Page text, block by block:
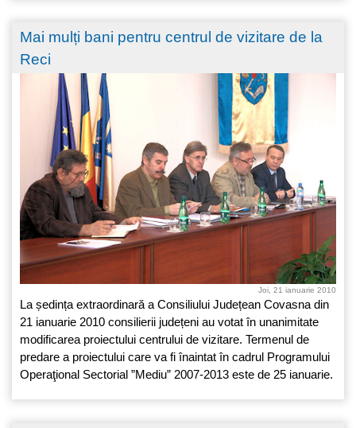
Mai mulți bani pentru centrul de vizitare de la
Reci
Joi, 21 ianuarie 2010
La ședința extraordinară a Consiliului Județean Covasna din
21 ianuarie 2010 consilierii județeni au votat în unanimitate
modificarea proiectului centrului de vizitare. Termenul de
predare a proiectului care va fi înaintat în cadrul Programului
Operaţional Sectorial ”Mediu” 2007-2013 este de 25 ianuarie.